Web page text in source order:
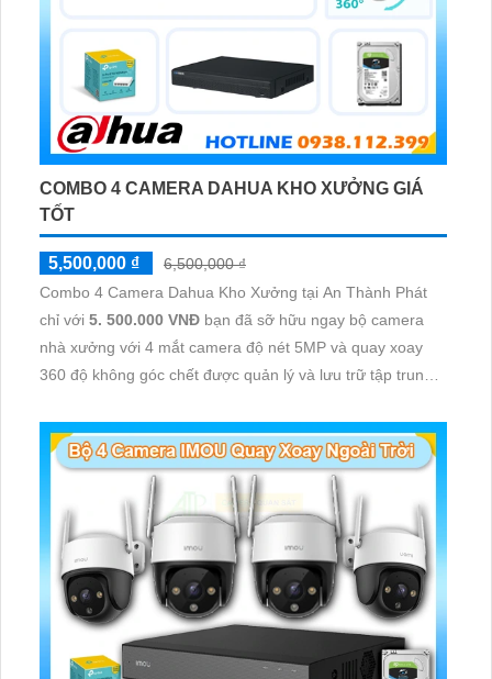
COMBO 4 CAMERA DAHUA KHO XƯỞNG GIÁ
TỐT
5,500,000 ₫
6,500,000 ₫
Combo 4 Camera Dahua Kho Xưởng tại An Thành Phát
chỉ với 5. 500.000 VNĐ bạn đã sỡ hữu ngay bộ camera
nhà xưởng với 4 mắt camera độ nét 5MP và quay xoay
360 độ không góc chết được quản lý và lưu trữ tập trung